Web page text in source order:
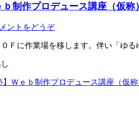
ｂ制作プロデュース講座（仮
ントをどうぞ
Ｆに作業場を移します。伴い「ゆる
】Ｗｅｂ制作プロデュース講座（仮